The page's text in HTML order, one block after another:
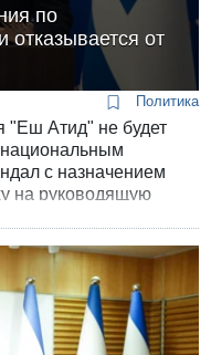
по
отказывается от
Политика
"Еш Атид" не будет
национальным
с назначением
на руководящую